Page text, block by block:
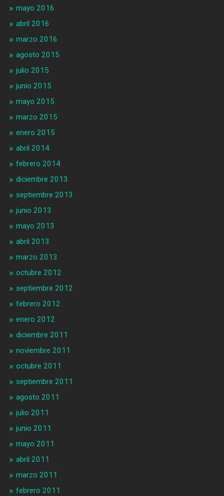
mayo 2016
abril 2016
marzo 2016
agosto 2015
julio 2015
junio 2015
mayo 2015
marzo 2015
enero 2015
abril 2014
febrero 2014
diciembre 2013
septiembre 2013
junio 2013
mayo 2013
abril 2013
marzo 2013
octubre 2012
septiembre 2012
febrero 2012
enero 2012
diciembre 2011
noviembre 2011
octubre 2011
septiembre 2011
agosto 2011
julio 2011
junio 2011
mayo 2011
abril 2011
marzo 2011
febrero 2011